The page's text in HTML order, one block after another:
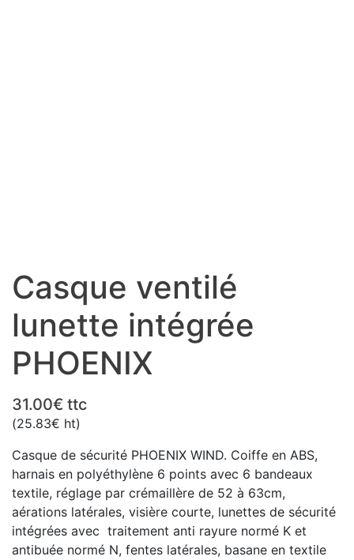
Casque ventilé
lunette intégrée
PHOENIX
31.00€ ttc
(25.83€ ht)
Casque de sécurité PHOENIX WIND. Coiffe en ABS,
harnais en polyéthylène 6 points avec 6 bandeaux
textile, réglage par crémaillère de 52 à 63cm,
aérations latérales, visière courte, lunettes de sécurité
intégrées avec traitement anti rayure normé K et
antibuée normé N, fentes latérales, basane en textile